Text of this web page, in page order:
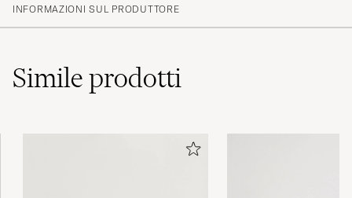
INFORMAZIONI SUL PRODUTTORE
Simileprodotti